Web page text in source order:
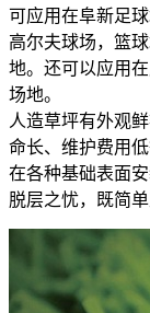
可应用在阜新足
高尔夫球场，篮
地。还可以应用
场地。
人造草坪有外观
命长、维护费用
在各种基础表面
脱层之忧，既简单